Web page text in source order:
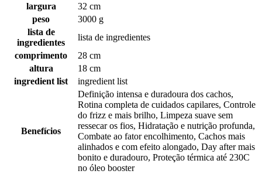
largura
32 cm
peso
3000 g
lista de
ingredientes
lista de ingredientes
comprimento
28 cm
altura
18 cm
ingredient list
ingredient list
Benefícios
Definição intensa e duradoura dos cachos,
Rotina completa de cuidados capilares, Controle
do frizz e mais brilho, Limpeza suave sem
ressecar os fios, Hidratação e nutrição profunda,
Combate ao fator encolhimento, Cachos mais
alinhados e com efeito alongado, Day after mais
bonito e duradouro, Proteção térmica até 230C
no óleo booster